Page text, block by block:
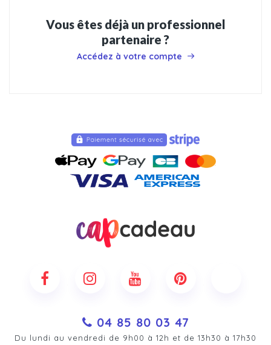
Vous êtes déjà un professionnel
partenaire ?
Accédez à votre compte
04 85 80 03 47
Du lundi au vendredi de 9h00 à 12h et de 13h30 à 17h30